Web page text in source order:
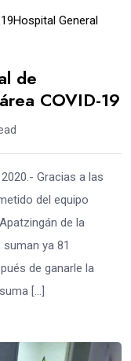
Hospital General
de
COVID-19
Gracias a las
del equipo
de la
ya 81
de ganarle la
[…]